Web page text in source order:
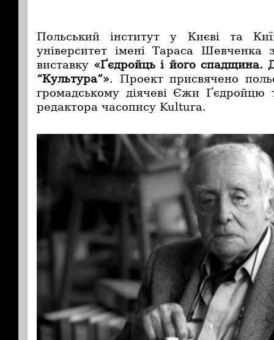
Польський інститут у Києві та
університет імені Тараса Шевченка
виставку «Ґєдройць і його спадщина.
“Культура”». Проект присвячено
громадському діячеві Єжи Ґєдройцю
редактора часопису Kultura.